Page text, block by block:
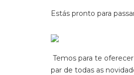
Estás pronto para
Temos para te
par de todas as